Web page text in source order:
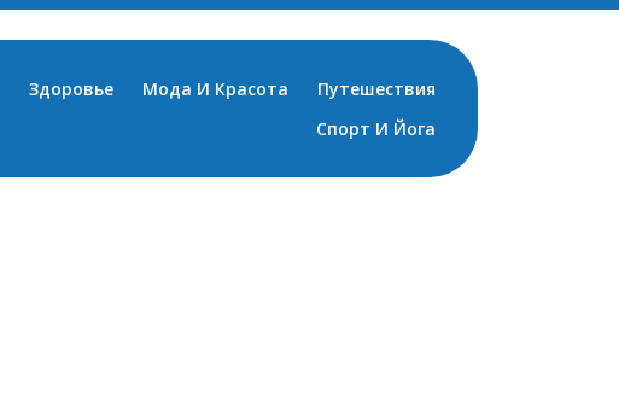
Здоровье Мода И Красота
Путешествия
Спорт И Йога